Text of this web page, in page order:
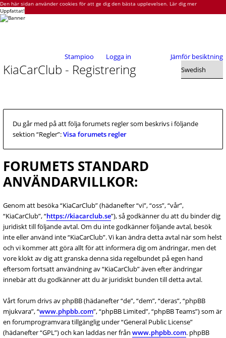
Den här sidan använder cookies för att ge dig den bästa upplevelsen. Lär dig mer
Uppfattat!
Stampioo Logga in Jämför besiktning
KiaCarClub - Registrering
Du går med på att följa forumets regler som beskrivs i följande
sektion “Regler”:Visa forumets regler
FORUMETS STANDARD
ANVÄNDARVILLKOR:
Genom att besöka “KiaCarClub” (hädanefter “vi”, “oss”, “vår”,
“KiaCarClub”, “https://kiacarclub.se”), så godkänner du att du binder dig
juridiskt till följande avtal. Om du inte godkänner följande avtal, besök
inte eller använd inte “KiaCarClub”. Vi kan ändra detta avtal när som helst
och vi kommer att göra allt för att informera dig om ändringar, men det
vore klokt av dig att granska denna sida regelbundet på egen hand
eftersom fortsatt användning av “KiaCarClub” även efter ändringar
innebär att du godkänner att du är juridiskt bunden till detta avtal.
Vårt forum drivs av phpBB (hädanefter “de”, “dem”, “deras”, “phpBB
mjukvara”, “www.phpbb.com”, “phpBB Limited”, “phpBB Teams”) som är
en forumprogramvara tillgänglig under “General Public License”
(hädanefter “GPL”) och kan laddas ner från www.phpbb.com. phpBB